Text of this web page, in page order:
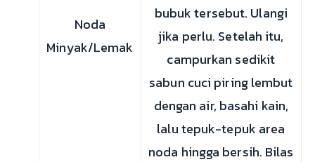
Noda
Minyak/Lemak
bubuk tersebut. Ulangi
jika perlu. Setelah itu,
campurkan sedikit
sabun cuci piring lembut
dengan air, basahi kain,
lalu tepuk-tepuk area
noda hingga bersih. Bilas